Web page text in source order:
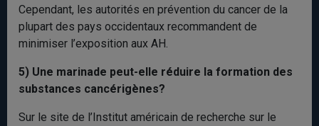
Cependant, les autorités en prévention du cancer de la
plupart des pays occidentaux recommandent de
minimiser l’exposition aux AH.
5) Une marinade peut-elle réduire la formation des
substances cancérigènes?
Sur le site de l’Institut américain de recherche sur le